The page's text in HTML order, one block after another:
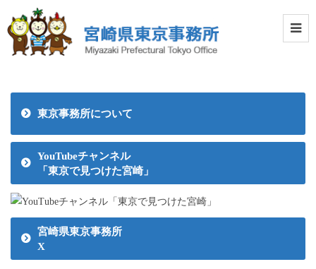
東京事務所について
YouTubeチャンネル
「東京で見つけた宮崎」
宮崎県東京事務所
X